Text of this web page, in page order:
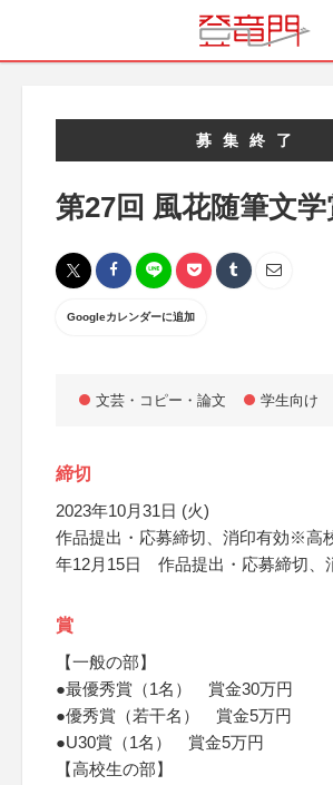
募集終了
第27回 風花随筆文学
Googleカレンダーに追加
文芸・コピー・論文 学生向け
締切
2023年10月31日 (火)
作品提出・応募締切、消印有効※高
年12月15日 作品提出・応募締切、
賞
【一般の部】
●最優秀賞（1名） 賞金30万円
●優秀賞（若干名） 賞金5万円
●U30賞（1名） 賞金5万円
【高校生の部】